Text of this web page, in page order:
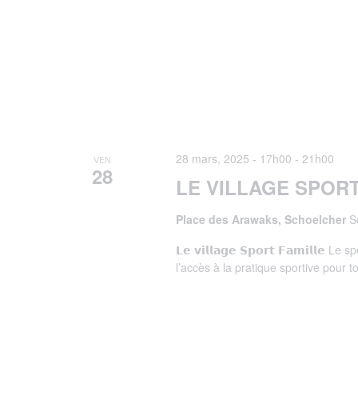
VEN
28 LE VILLAGE
28 mars, 2025 - 17h00 - 21h00
Place des Arawaks, Schoelcher
𝗟𝗲 𝘃𝗶𝗹𝗹𝗮𝗴𝗲 𝗦𝗽𝗼𝗿𝘁 𝗙𝗮𝗺𝗶𝗹𝗹𝗲 Le
l’accès à la pratique sportive pour